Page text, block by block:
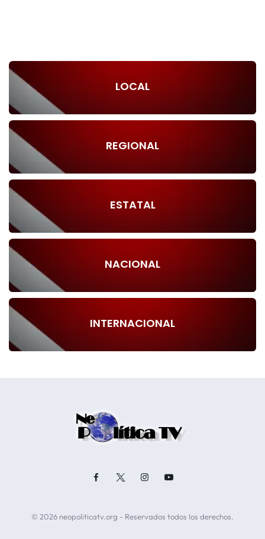
LOCAL
REGIONAL
ESTATAL
NACIONAL
INTERNACIONAL
© 2026 neopoliticatv.org - Reservados todos los derechos.